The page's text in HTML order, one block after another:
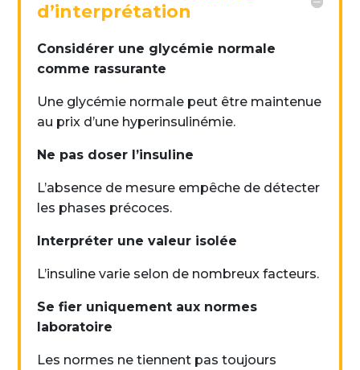
d’interprétation
Considérer une glycémie normale
comme rassurante
Une glycémie normale peut être maintenue
au prix d’une hyperinsulinémie.
Ne pas doser l’insuline
L’absence de mesure empêche de détecter
les phases précoces.
Interpréter une valeur isolée
L’insuline varie selon de nombreux facteurs.
Se fier uniquement aux normes
laboratoire
Les normes ne tiennent pas toujours